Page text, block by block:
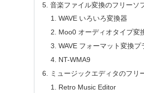
音楽ファイル変換のフリーソ
WAVE いろいろ変換器
Moo0 オーディオタイプ変
WAVE フォーマット変換プ
NT-WMA9
ミュージックエディタのフリ
Retro Music Editor